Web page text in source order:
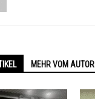
MEHR VOM AUTOR